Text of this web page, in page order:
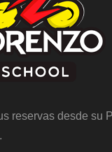
reservas desde su